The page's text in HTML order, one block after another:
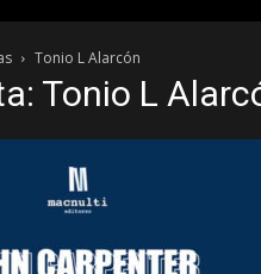
Tonio L Alarcón
Tonio L